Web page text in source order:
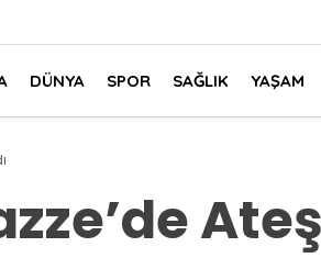
DÜNYA SPOR SAĞLIK YAŞAM